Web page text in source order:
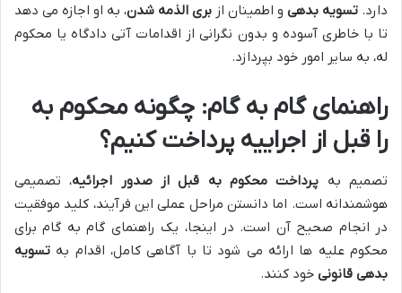
دارد. تسویه بدهی و اطمینان از بری الذمه شدن، به او اجازه می دهد
تا با خاطری آسوده و بدون نگرانی از اقدامات آتی دادگاه یا محکوم
له، به سایر امور خود بپردازد.
راهنمای گام به گام: چگونه محکوم به
را قبل از اجراییه پرداخت کنیم؟
تصمیم به پرداخت محکوم به قبل از صدور اجرائیه، تصمیمی
هوشمندانه است. اما دانستن مراحل عملی این فرآیند، کلید موفقیت
در انجام صحیح آن است. در اینجا، یک راهنمای گام به گام برای
محکوم علیه ها ارائه می شود تا با آگاهی کامل، اقدام به تسویه
بدهی قانونی خود کنند.